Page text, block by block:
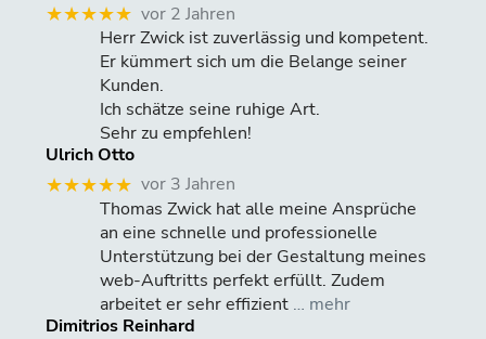
★★★★★ vor 2 Jahren
Herr Zwick ist zuverlässig und kompetent.
Er kümmert sich um die Belange seiner
Kunden.
Ich schätze seine ruhige Art.
Sehr zu empfehlen!
Ulrich Otto
★★★★★ vor 3 Jahren
Thomas Zwick hat alle meine Ansprüche
an eine schnelle und professionelle
Unterstützung bei der Gestaltung meines
web-Auftritts perfekt erfüllt. Zudem
arbeitet er sehr effizient … mehr
Dimitrios Reinhard